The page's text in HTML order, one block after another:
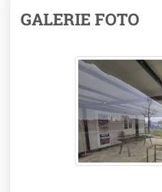
GALERIE FOTO